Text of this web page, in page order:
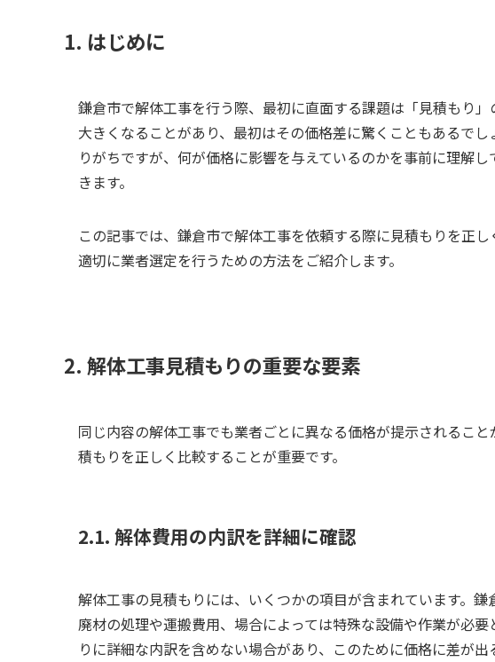
1. はじめに
鎌倉市で解体工事を行う際、最初に直面する課題は「見積もり
大きくなることがあり、最初はその価格差に驚くこともあるで
りがちですが、何が価格に影響を与えているのかを事前に理解
きます。
この記事では、鎌倉市で解体工事を依頼する際に見積もりを正
適切に業者選定を行うための方法をご紹介します。
2. 解体工事見積もりの重要な要素
同じ内容の解体工事でも業者ごとに異なる価格が提示されるこ
積もりを正しく比較することが重要です。
2.1. 解体費用の内訳を詳細に確認
解体工事の見積もりには、いくつかの項目が含まれています。鎌
廃材の処理や運搬費用、場合によっては特殊な設備や作業が必
りに詳細な内訳を含めない場合があり、このために価格に差が